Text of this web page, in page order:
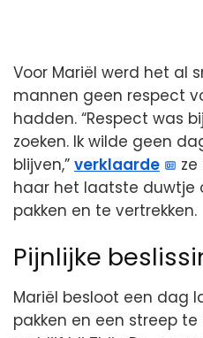
Voor Mariël werd het al
mannen geen respect
hadden. “Respect was
zoeken. Ik wilde geen
blijven,” verklaarde
haar het laatste duwtje
pakken en te vertrekken.
Pijnlijke
Mariël besloot een dag
pakken en een streep